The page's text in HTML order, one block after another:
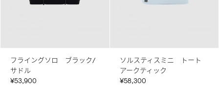
フライングソロ ブラック/
サドル
¥53,900
ソルスティスミニ トート
アークティック
¥58,300